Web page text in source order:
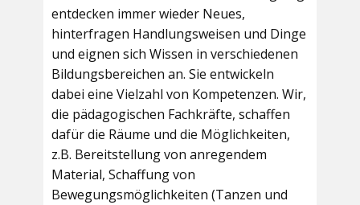
entdecken immer wieder Neues,
hinterfragen Handlungsweisen und Dinge
und eignen sich Wissen in verschiedenen
Bildungsbereichen an. Sie entwickeln
dabei eine Vielzahl von Kompetenzen. Wir,
die pädagogischen Fachkräfte, schaffen
dafür die Räume und die Möglichkeiten,
z.B. Bereitstellung von anregendem
Material, Schaffung von
Bewegungsmöglichkeiten (Tanzen und